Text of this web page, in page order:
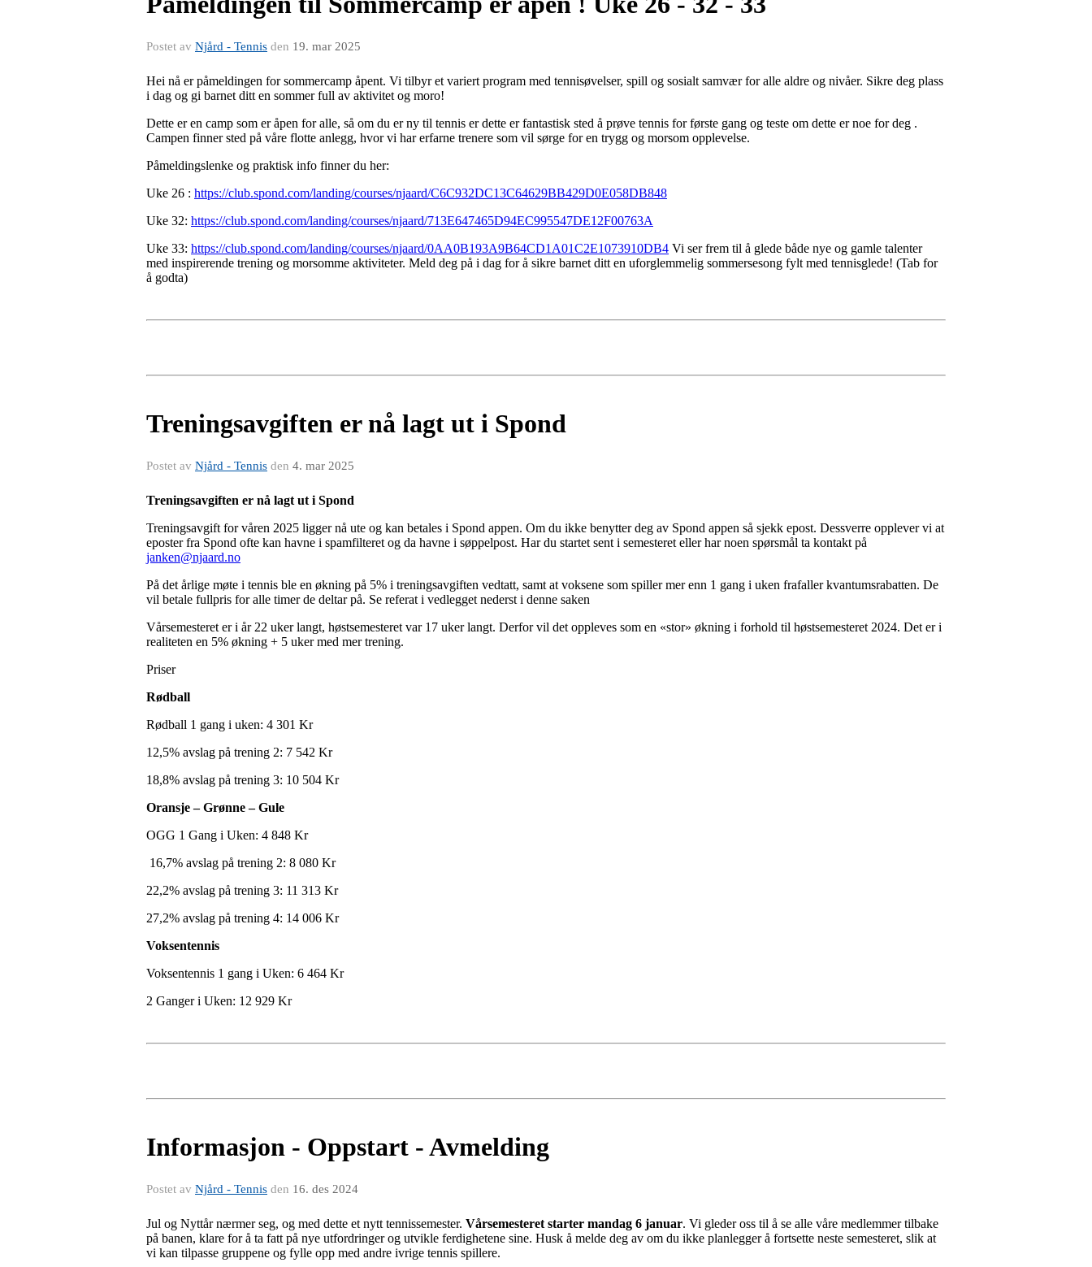
Postet av Njård - Tennis den 19. mar 2025
Hei nå er påmeldingen for sommercamp åpent. Vi tilbyr et variert program med tennisøvelser, spill og sosialt samvær for alle aldre og nivåer. Sikre deg plass
i dag og gi barnet ditt en sommer full av aktivitet og moro!
Dette er en camp som er åpen for alle, så om du er ny til tennis er dette er fantastisk sted å prøve tennis for første gang og teste om dette er noe for deg .
Campen finner sted på våre flotte anlegg, hvor vi har erfarne trenere som vil sørge for en trygg og morsom opplevelse.
Påmeldingslenke og praktisk info finner du her:
Uke 26 : https://club.spond.com/landing/courses/njaard/C6C932DC13C64629BB429D0E058DB848
Uke 32: https://club.spond.com/landing/courses/njaard/713E647465D94EC995547DE12F00763A
Uke 33: https://club.spond.com/landing/courses/njaard/0AA0B193A9B64CD1A01C2E1073910DB4 Vi ser frem til å glede både nye og gamle talenter
med inspirerende trening og morsomme aktiviteter. Meld deg på i dag for å sikre barnet ditt en uforglemmelig sommersesong fylt med tennisglede! (Tab for
å godta)
Treningsavgiften er nå lagt ut i Spond
Postet av Njård - Tennis den 4. mar 2025
Treningsavgiften er nå lagt ut i Spond
Treningsavgift for våren 2025 ligger nå ute og kan betales i Spond appen. Om du ikke benytter deg av Spond appen så sjekk epost. Dessverre opplever vi at
eposter fra Spond ofte kan havne i spamfilteret og da havne i søppelpost. Har du startet sent i semesteret eller har noen spørsmål ta kontakt på
janken@njaard.no
På det årlige møte i tennis ble en økning på 5% i treningsavgiften vedtatt, samt at voksene som spiller mer enn 1 gang i uken frafaller kvantumsrabatten. De
vil betale fullpris for alle timer de deltar på. Se referat i vedlegget nederst i denne saken
Vårsemesteret er i år 22 uker langt, høstsemesteret var 17 uker langt. Derfor vil det oppleves som en «stor» økning i forhold til høstsemesteret 2024. Det er i
realiteten en 5% økning + 5 uker med mer trening.
Priser
Rødball
Rødball 1 gang i uken: 4 301 Kr
12,5% avslag på trening 2: 7 542 Kr
18,8% avslag på trening 3: 10 504 Kr
Oransje – Grønne – Gule
OGG 1 Gang i Uken: 4 848 Kr
16,7% avslag på trening 2: 8 080 Kr
22,2% avslag på trening 3: 11 313 Kr
27,2% avslag på trening 4: 14 006 Kr
Voksentennis
Voksentennis 1 gang i Uken: 6 464 Kr
2 Ganger i Uken: 12 929 Kr
Informasjon - Oppstart - Avmelding
Postet av Njård - Tennis den 16. des 2024
Jul og Nyttår nærmer seg, og med dette et nytt tennissemester. Vårsemesteret starter mandag 6 januar. Vi gleder oss til å se alle våre medlemmer tilbake
på banen, klare for å ta fatt på nye utfordringer og utvikle ferdighetene sine. Husk å melde deg av om du ikke planlegger å fortsette neste semesteret, slik at
vi kan tilpasse gruppene og fylle opp med andre ivrige tennis spillere.